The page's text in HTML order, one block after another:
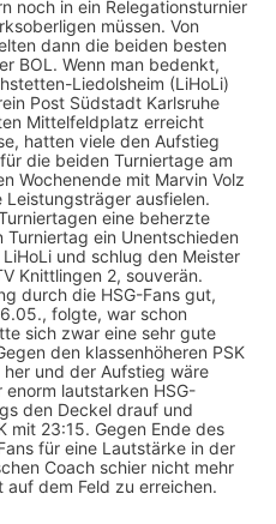
noch in ein Relegationsturnier
müssen. Von
dann die beiden besten
BOL. Wenn man bedenkt,
Liedolsheim (LiHoLi)
Post Südstadt Karlsruhe
Mittelfeldplatz erreicht
hatten viele den Aufstieg
die beiden Turniertage am
Wochenende mit Marvin Volz
ausfielen.
eine beherzte
ein Unentschieden
und schlug den Meister
Knittlingen 2, souverän.
durch die HSG-Fans gut,
folgte, war schon
sich zwar eine sehr gute
den klassenhöheren PSK
und der Aufstieg wäre
lautstarken HSG-
den Deckel drauf und
mit 23:15. Gegen Ende des
für eine Lautstärke in der
Coach schier nicht mehr
auf dem Feld zu erreichen.